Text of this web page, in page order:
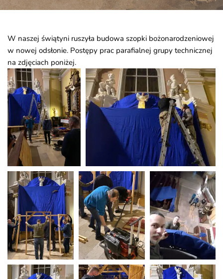
W naszej świątyni ruszyła budowa szopki bożonarodzeniowej
w nowej odsłonie. Postępy prac parafialnej grupy technicznej
na zdjęciach poniżej.